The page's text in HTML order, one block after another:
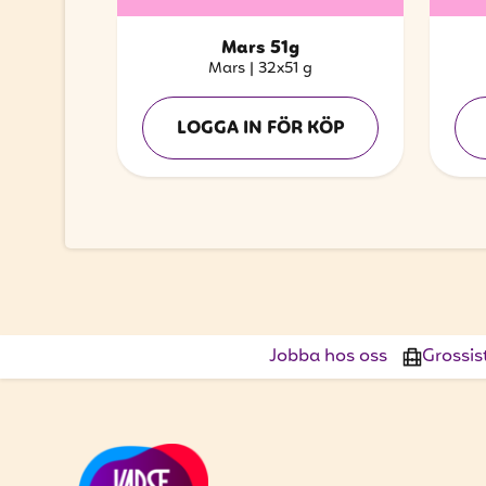
Mars 51g
Mars | 32x51 g
LOGGA IN FÖR KÖP
Jobba hos oss